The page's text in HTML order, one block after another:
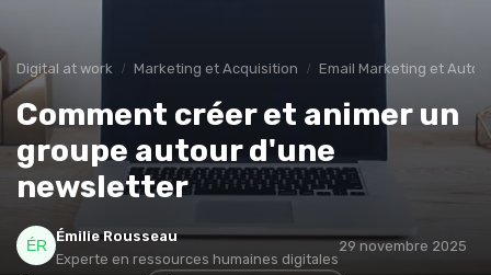
Digital at work Marketing et Acquisition Email Marketing et
Comment créer et animer un
groupe autour d'une
newsletter
Émilie Rousseau
Experte en ressources humaines digitales
29 novembre 2025